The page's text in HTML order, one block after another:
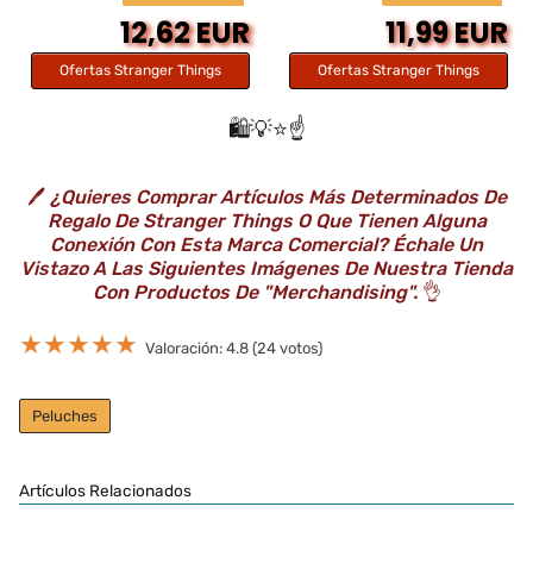
12,62 EUR
Ofertas Stranger Things
11,99 EUR
Ofertas Stranger Things
🛍️💡⭐️☝️
🖊️ ¿Quieres Comprar Artículos Más Determinados De
Regalo De Stranger Things O Que Tienen Alguna
Conexión Con Esta Marca Comercial? Échale Un
Vistazo A Las Siguientes Imágenes De Nuestra Tienda
Con Productos De "Merchandising".👌
★★★★★ Valoración: 4.8 (24 votos)
Peluches
Artículos Relacionados